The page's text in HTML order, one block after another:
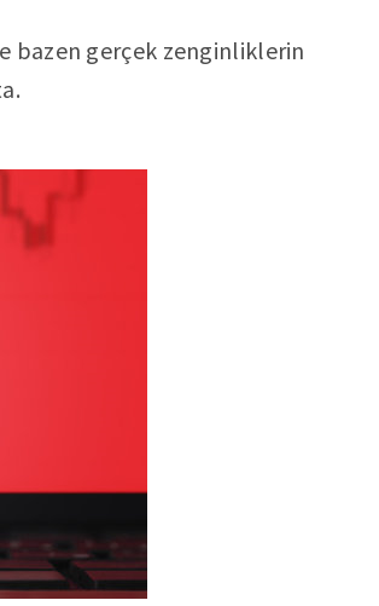
bazen gerçek zenginliklerin